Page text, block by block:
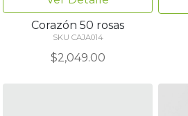
Corazón 50 rosas
SKU CAJA014
$2,049.00